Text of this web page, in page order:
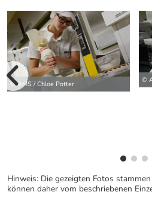
© AMS / Chloe Potter ©
Hinweis: Die gezeigten Fotos
können daher vom beschriebenen